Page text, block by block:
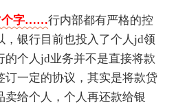
个字……行内部都有严格的控
，银行目前也投入了个人jd领
的个人jd业务并不是直接将款
订一定的协议，其实是将款贷
给个人，个人再还款给银